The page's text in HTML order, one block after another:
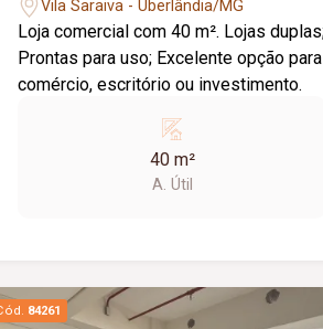
Vila Saraiva - Uberlândia/MG
Loja comercial com 40 m². Lojas duplas;
Prontas para uso; Excelente opção para
comércio, escritório ou investimento.
40 m²
A. Útil
84261